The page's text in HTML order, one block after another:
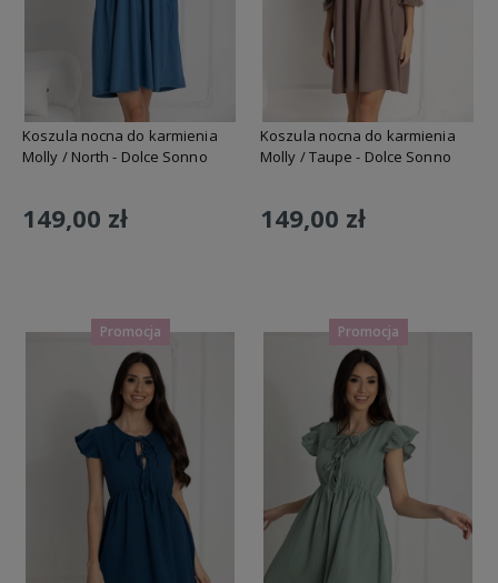
Koszula nocna do karmienia
Molly / North - Dolce Sonno
149,00 zł
Koszula nocna do karmienia
Molly / Taupe - Dolce Sonno
149,00 zł
Promocja Promocja